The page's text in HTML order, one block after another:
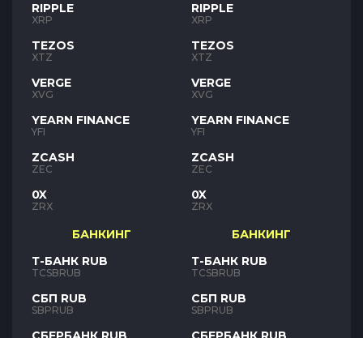
RIPPLE
XRP
TEZOS
XTZ
VERGE
XVG
YEARN FINANCE
YFI
ZCASH
ZEC
0X
ZRX
БАНКИНГ
Т-БАНК RUB
TCSBRUB
СБП RUB
SBPRUB
RIPPLE
XRP
TEZOS
XTZ
VERGE
XVG
YEARN FINANCE
YFI
ZCASH
ZEC
0X
ZRX
БАНКИНГ
Т-БАНК RUB
TCSBRUB
СБП RUB
SBPRUB